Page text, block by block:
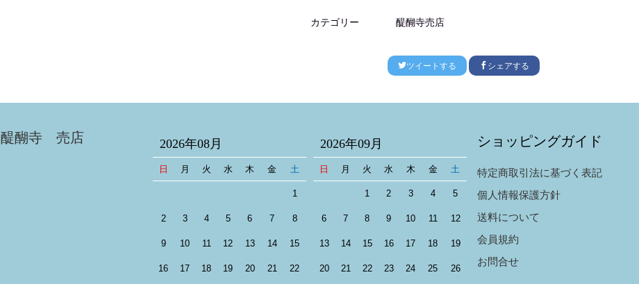
カテゴリー 醍醐寺売店
ツイートする シェアする
醍醐寺 売店 2026年08月
日 月 火 水 木 金 土
1
2 3 4 5 6 7 8
9 10 11 12 13 14 15
16 17 18 19 20 21 22
2026年09月
日 月 火 水 木 金 土
1 2 3 4 5
6 7 8 9 10 11 12
13 14 15 16 17 18 19
20 21 22 23 24 25 26
ショッピングガイド
特定商取引法に基づく表記
個人情報保護方針
送料について
会員規約
お問合せ